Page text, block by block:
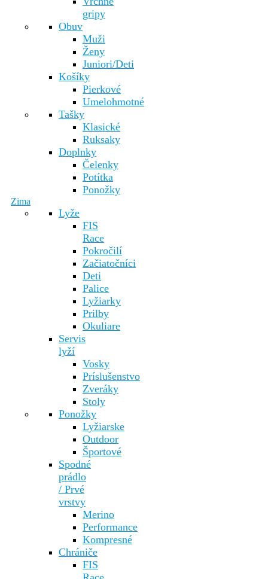
gripy
Obuv
Muži
Ženy
Juniori/Deti
Košíky
Pierkové
Umelohmotné
Tašky
Klasické
Ruksaky
Doplnky
Čelenky
Potítka
Ponožky
Zima
Lyže
FIS
Race
Pokročilí
Začiatočníci
Deti
Palice
Lyžiarky
Prilby
Okuliare
Servis
lyží
Vosky
Príslušenstvo
Zveráky
Stoly
Ponožky
Lyžiarske
Outdoor
Športové
Spodné
prádlo
/ Prvé
vrstvy
Merino
Performance
Kompresné
Chrániče
FIS